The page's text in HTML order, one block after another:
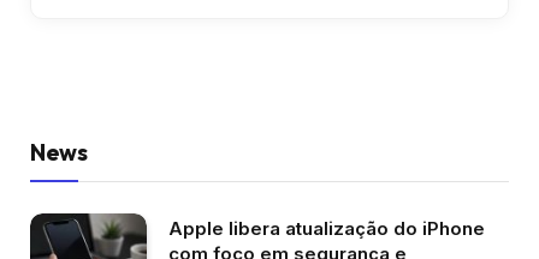
News
Apple libera atualização do iPhone
com foco em segurança e